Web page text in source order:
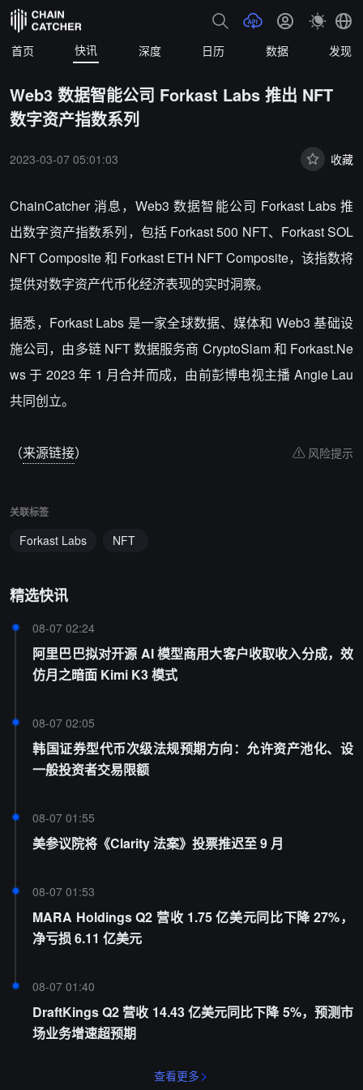
首页 快讯 深度 日历 数据 发现
Web3 数据智能公司 Forkast Labs 推出 NFT
数字资产指数系列
2023-03-07 05:01:03 收藏
ChainCatcher 消息，Web3 数据智能公司 Forkast Labs 推
出数字资产指数系列，包括 Forkast 500 NFT、Forkast SOL
NFT Composite 和 Forkast ETH NFT Composite，该指数将
提供对数字资产代币化经济表现的实时洞察。
据悉，Forkast Labs 是一家全球数据、媒体和 Web3 基础设
施公司，由多链 NFT 数据服务商 CryptoSlam 和 Forkast.Ne
ws 于 2023 年 1 月合并而成，由前彭博电视主播 Angie Lau
共同创立。
（来源链接） 风险提示
关联标签
Forkast Labs NFT
精选快讯
08-07 02:24
阿里巴巴拟对开源 AI 模型商用大客户收取收入分成，效
仿月之暗面 Kimi K3 模式
08-07 02:05
韩国证券型代币次级法规预期方向：允许资产池化、设
一般投资者交易限额
08-07 01:55
美参议院将《Clarity 法案》投票推迟至 9 月
08-07 01:53
MARA Holdings Q2 营收 1.75 亿美元同比下降 27%，
净亏损 6.11 亿美元
08-07 01:40
DraftKings Q2 营收 14.43 亿美元同比下降 5%，预测市
场业务增速超预期
查看更多